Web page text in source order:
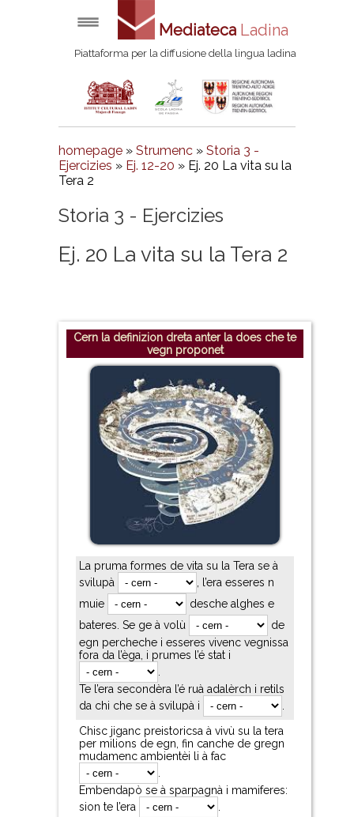
Mediateca Ladina
Piattaforma per la diffusione della lingua ladina
homepage » Strumenc » Storia 3 -
Ejercizies » Ej. 12-20 » Ej. 20 La vita su la
Tera 2
Storia 3 - Ejercizies
Ej. 20 La vita su la Tera 2
Cern la definizion dreta anter la does che te
vegn proponet
La pruma formes de vita su la Tera se à
svilupà
, l’era esseres n
muie
desche alghes e
bateres. Se ge à volù
de
egn percheche i esseres vivenc vegnissa
fora da l’èga, i prumes l’é stat i
.
Te l’era secondèra l’é ruà adalèrch i retils
da chi che se à svilupà i
.
Chisc jiganc preistoricsa à vivù su la tera
per milions de egn, fin canche de gregn
mudamenc ambientèi li à fac
.
Embendapò se à sparpagnà i mamiferes:
sion te l’era
.